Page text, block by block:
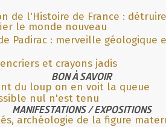
de l'Histoire de France :
le monde nouveau
Padirac : merveille géologique
et crayons jadis
BON À SAVOIR
du loup on en voit la queue
nul n'est tenu
MANIFESTATIONS / EXPOSITIONS
archéologie de la figure